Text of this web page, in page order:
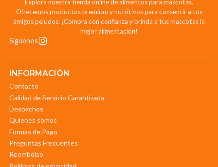
Explora nuestra tienda online de alimentos para mascotas.
Ofrecemos productos premium y nutritivos para consentir a tus
amigos peludos. ¡Compra con confianza y brinda a tus mascotas la
mejor alimentación!
Síguenos
INFORMACIÓN
Contacto
Calidad de Servicio Garantizada
Despachos
Quienes somos
Formas de Pago
Preguntas Frecuentes
Reembolso